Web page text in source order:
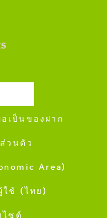
ยว
เป็นของฝาก
วนตัว
Area)
ใช้ (ไทย)
ไซต์